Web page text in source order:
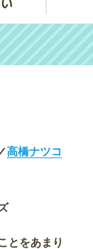
高橋ナツコ
とをあまり